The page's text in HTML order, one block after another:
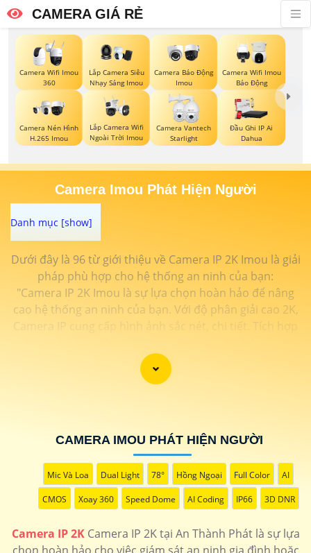
CAMERA GIÁ RẺ
Camera Wifi Imou
360
Lắp Camera Siêu
Nhạy Sáng Imou
Camera Báo Động
Imou
Camera Wifi Imou
Báo Động
Camera Nén Hình
H.265 Imou
Lắp Camera Wifi
Ngoài Trời Imou
Camera Vantech
Starlight
Đầu Ghi IP Ai
Dahua
Camera Imou Phát Hiện Người
Dưới đây là 96 từ giới thiệu về Camera IP 2K Imou là giải
pháp phù hợp cho hệ thống an ninh của bạn:
"Camera IP 2K Imou là sự lựa chọn hoàn hảo để nâng
cao hệ thống an ninh của bạn. Với độ phân giải cao 2K,
Camera IP cung cấp hình ảnh sắc nét, chi tiết. Tích hợp
hiện chuyển động, nâng cao an toàn không bỏ lỡ bất kỳ
Đặc biệtkhả năng kết nối mạng linh
CAMERA IMOU PHÁT HIỆN NGƯỜI
Mic Và Loa Dual Light 78° Hồng Ngoại Full Color AI
CMOS Xoay 360 Speed Dome AI Coding IP66 3D DNR
Camera IP 2KCamera IP 2K tại An Thành Phát là sự lựa